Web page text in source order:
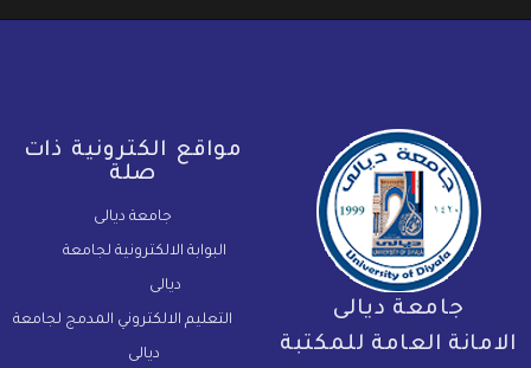
جامعة ديالى
العامة للمكتبة
مواقع الكترونية ذات
صلة
جامعة ديالى
البوابة الالكترونية لجامعة
ديالى
التعليم الالكتروني المدمج لجامعة
ديالى